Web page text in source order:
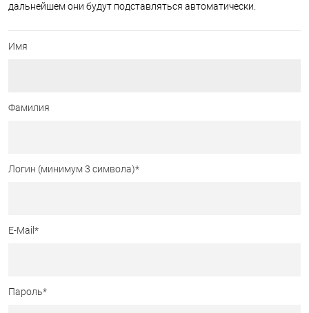
дальнейшем они будут подставляться автоматически.
Имя
Фамилия
Логин (минимум 3 символа)*
E-Mail *
Пароль*